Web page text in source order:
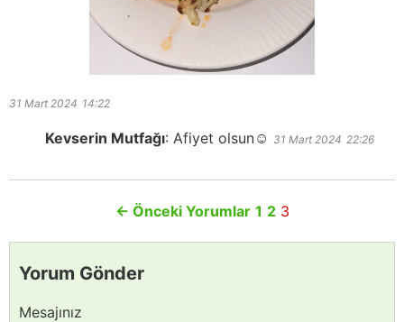
31 Mart 2024 14:22
Kevserin Mutfağı: Afiyet olsun☺️ 31 Mart 2024 22:26
← Önceki Yorumlar 1 2 3
Yorum Gönder
Mesajınız